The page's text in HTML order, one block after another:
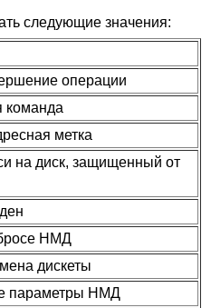
следующие значения:
операции
команда
метка
на диск, защищенный от
НМД
дискеты
параметры НМД